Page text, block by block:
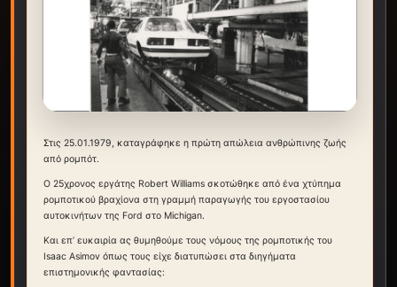
Στις 25.01.1979, καταγράφηκε η πρώτη απώλεια ανθρώπινης ζωής
από ρομπότ.
Ο 25χρονος εργάτης Robert Williams σκοτώθηκε από ένα χτύπημα
ρομποτικού βραχίονα στη γραμμή παραγωγής του εργοστασίου
αυτοκινήτων της Ford στο Michigan.
Και επ’ ευκαιρία ας θυμηθούμε τους νόμους της ρομποτικής του
Isaac Asimov όπως τους είχε διατυπώσει στα διηγήματα
επιστημονικής φαντασίας: